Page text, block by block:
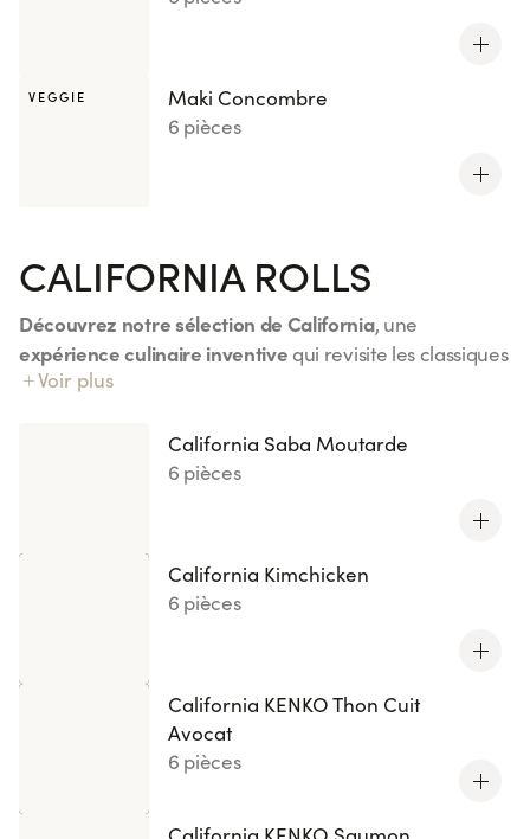
VEGGIE
Maki Concombre
6 pièces
CALIFORNIA ROLLS
Découvrez notre sélection de California, une
expérience culinaire inventive qui revisite les classiques
avec une touche de créativité. Du
saveurs équilibrées et surprenantes
créations originales, disponibles en éditions limitées ou
comme le saumon, le thon ou
encore la daurade accompagnée de wasabi. Idéal pour
une pause gourmande pleine de fraîcheur et
d’originalité. À tester sans modération !
Voir plus
California Saba Moutarde
6 pièces
California Kimchicken
6 pièces
California KENKO Thon Cuit
Avocat
6 pièces